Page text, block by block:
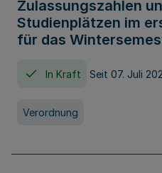
Zulassungszahlen
Studienplätzen im
für das
In Kraft Seit 07. Juli
Verordnung